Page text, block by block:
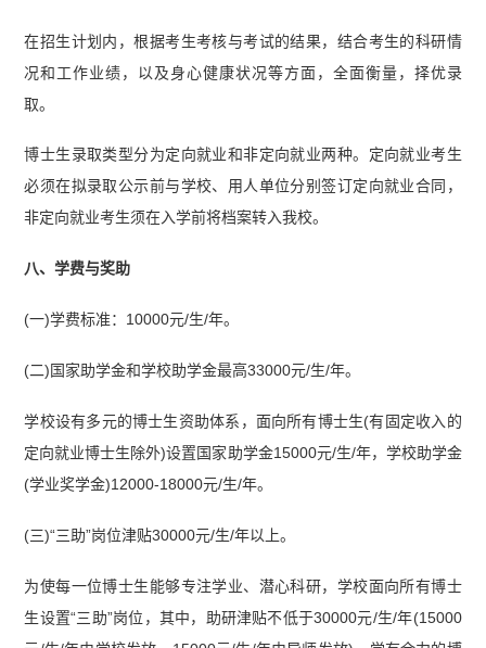
在招生计划内，根据考生考核与考试的结果，结合考生的科研情
况和工作业绩，以及身心健康状况等方面，全面衡量，择优录
取。
博士生录取类型分为定向就业和非定向就业两种。定向就业考生
必须在拟录取公示前与学校、用人单位分别签订定向就业合同，
非定向就业考生须在入学前将档案转入我校。
八、学费与奖助
(一)学费标准：10000元/生/年。
(二)国家助学金和学校助学金最高33000元/生/年。
学校设有多元的博士生资助体系，面向所有博士生(有固定收入的
定向就业博士生除外)设置国家助学金15000元/生/年，学校助学金
(学业奖学金)12000-18000元/生/年。
(三)“三助”岗位津贴30000元/生/年以上。
为使每一位博士生能够专注学业、潜心科研，学校面向所有博士
生设置“三助”岗位，其中，助研津贴不低于30000元/生/年(15000